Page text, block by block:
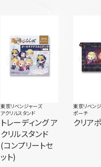
東京リベンジャーズ
アクリルスタンド
トレーディング ア
クリルスタンド
(コンプリートセ
ット)
東京リベン
ポーチ
クリア